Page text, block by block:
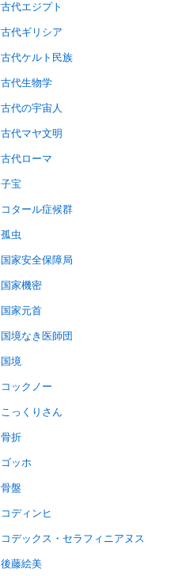
古代エジプト
古代ギリシア
古代ケルト民族
古代生物学
古代の宇宙人
古代マヤ文明
古代ローマ
子宝
コタール症候群
孤虫
国家安全保障局
国家機密
国家元首
国境なき医師団
国境
コックノー
こっくりさん
骨折
ゴッホ
骨盤
コディンヒ
コデックス・セラフィニアヌス
後藤絵美